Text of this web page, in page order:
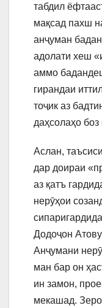
табдил
мақсад пахш
анҷуман
адолати хеш
аммо
гирандаи
тоҷик аз
даҳсолаҳо
Аслан,
дар доираи
аз қатъ
нерӯҳои
Додоҷон
Анҷумани
ман бар он
ин замон,
мекашад.